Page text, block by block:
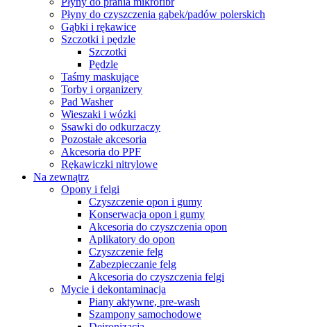
Płyny do czyszczenia gąbek/padów polerskich
Gąbki i rękawice
Szczotki i pędzle
Szczotki
Pędzle
Taśmy maskujące
Torby i organizery
Pad Washer
Wieszaki i wózki
Ssawki do odkurzaczy
Pozostałe akcesoria
Akcesoria do PPF
Rękawiczki nitrylowe
Na zewnątrz
Opony i felgi
Czyszczenie opon i gumy
Konserwacja opon i gumy
Akcesoria do czyszczenia opon
Aplikatory do opon
Czyszczenie felg
Zabezpieczanie felg
Akcesoria do czyszczenia felgi
Mycie i dekontaminacja
Piany aktywne, pre-wash
Szampony samochodowe